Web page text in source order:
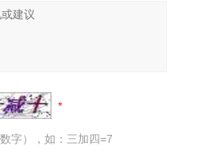
字），如：三加四=7